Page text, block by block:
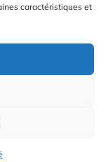
caractéristiques et